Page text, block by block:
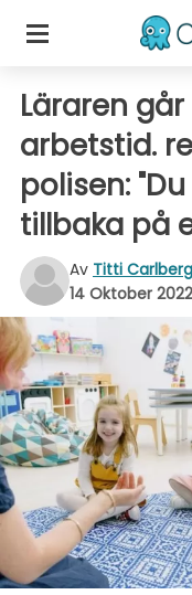
Läraren
arbetstid.
polisen:
tillbaka på
Av Titti Carlberg
14 Oktober 2022